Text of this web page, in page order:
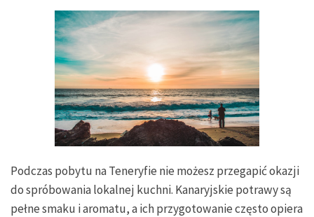
Podczas pobytu na Teneryfie nie możesz przegapić okazji
do spróbowania lokalnej kuchni. Kanaryjskie potrawy są
pełne smaku i aromatu, a ich przygotowanie często opiera